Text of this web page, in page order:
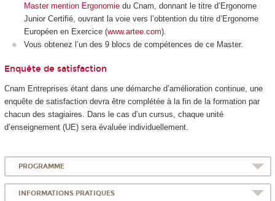
Master mention Ergonomie du Cnam, donnant le titre d’Ergonome
Junior Certifié, ouvrant la voie vers l’obtention du titre d’Ergonome
Européen en Exercice (www.artee.com).
Vous obtenez l’un des 9 blocs de compétences de ce Master.
Enquête de satisfaction
Cnam Entreprises étant dans une démarche d’amélioration continue, une
enquête de satisfaction devra être complétée à la fin de la formation par
chacun des stagiaires. Dans le cas d’un cursus, chaque unité
d’enseignement (UE) sera évaluée individuellement.
PROGRAMME
INFORMATIONS PRATIQUES